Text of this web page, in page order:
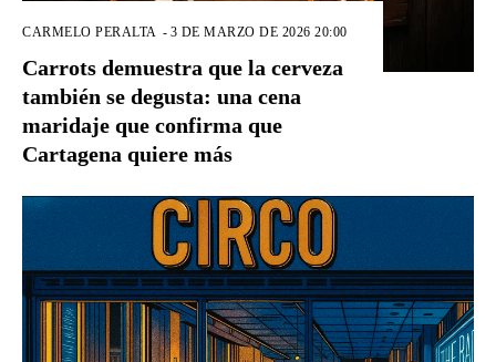
CARMELO PERALTA - 3 DE MARZO DE 2026 20:00
Carrots demuestra que la cerveza
también se degusta: una cena
maridaje que confirma que
Cartagena quiere más